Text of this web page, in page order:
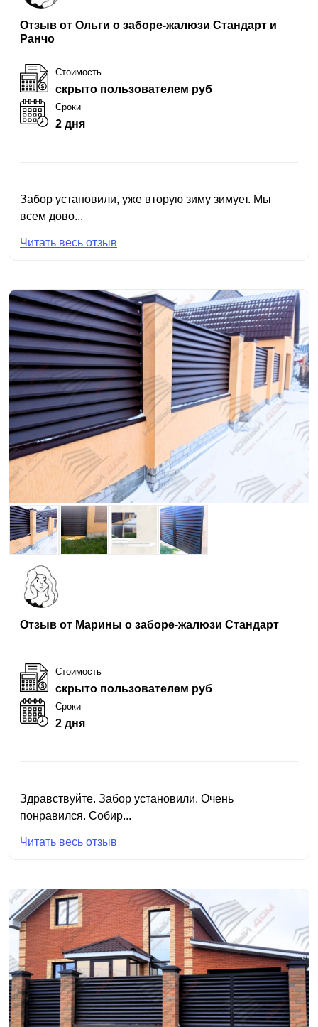
Отзыв от Ольги о заборе-жалюзи Стандарт и
Ранчо
Стоимость
скрыто пользователем руб
Сроки
2 дня
Забор установили, уже вторую зиму зимует. Мы
всем дово...
Читать весь отзыв
Отзыв от Марины о заборе-жалюзи Стандарт
Стоимость
скрыто пользователем руб
Сроки
2 дня
Здравствуйте. Забор установили. Очень
понравился. Собир...
Читать весь отзыв